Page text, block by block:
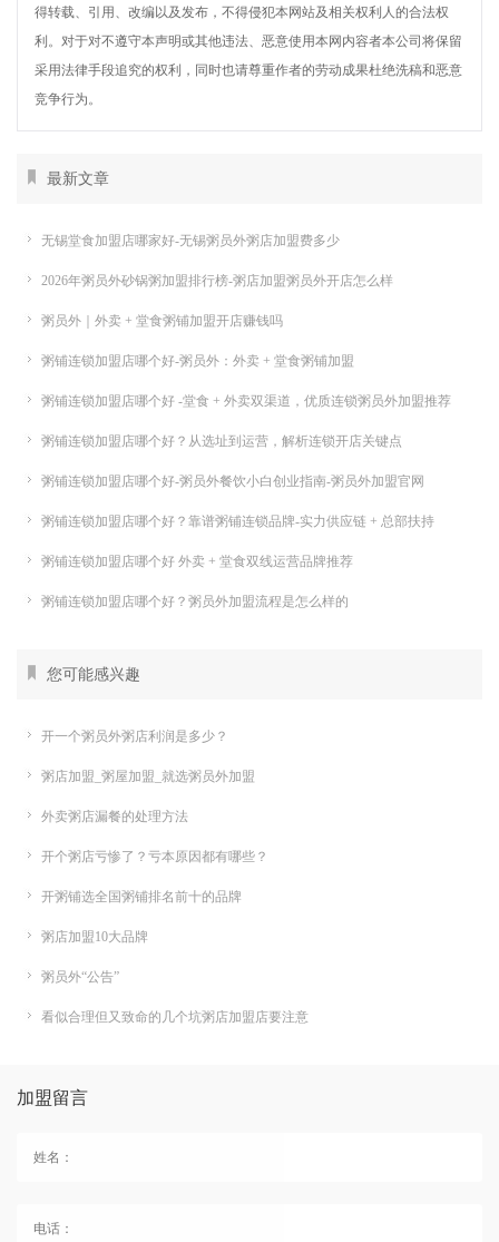
得转载、引用、改编以及发布，不得侵犯本网站及相关权利人的合法权
利。对于对不遵守本声明或其他违法、恶意使用本网内容者本公司将保留
采用法律手段追究的权利，同时也请尊重作者的劳动成果杜绝洗稿和恶意
竞争行为。
最新文章
无锡堂食加盟店哪家好-无锡粥员外粥店加盟费多少
2026年粥员外砂锅粥加盟排行榜-粥店加盟粥员外开店怎么样
粥员外｜外卖 + 堂食粥铺加盟开店赚钱吗
粥铺连锁加盟店哪个好-粥员外：外卖 + 堂食粥铺加盟
粥铺连锁加盟店哪个好 -堂食 + 外卖双渠道，优质连锁粥员外加盟推荐
粥铺连锁加盟店哪个好？从选址到运营，解析连锁开店关键点
粥铺连锁加盟店哪个好-粥员外餐饮小白创业指南-粥员外加盟官网
粥铺连锁加盟店哪个好？靠谱粥铺连锁品牌-实力供应链 + 总部扶持
粥铺连锁加盟店哪个好 外卖 + 堂食双线运营品牌推荐
粥铺连锁加盟店哪个好？粥员外加盟流程是怎么样的
您可能感兴趣
开一个粥员外粥店利润是多少？
粥店加盟_粥屋加盟_就选粥员外加盟
外卖粥店漏餐的处理方法
开个粥店亏惨了？亏本原因都有哪些？
开粥铺选全国粥铺排名前十的品牌
粥店加盟10大品牌
粥员外“公告”
看似合理但又致命的几个坑粥店加盟店要注意
加盟留言